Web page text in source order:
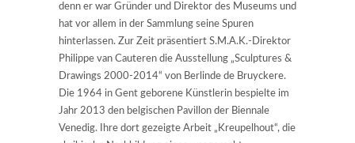
denn er war Gründer und Direktor des Museums und
hat vor allem in der Sammlung seine Spuren
hinterlassen. Zur Zeit präsentiert S.M.A.K.-Direktor
Philippe van Cauteren die Ausstellung „Sculptures &
Drawings 2000-2014“ von Berlinde de Bruyckere.
Die 1964 in Gent geborene Künstlerin bespielte im
Jahr 2013 den belgischen Pavillon der Biennale
Venedig. Ihre dort gezeigte Arbeit „Kreupelhout“, die